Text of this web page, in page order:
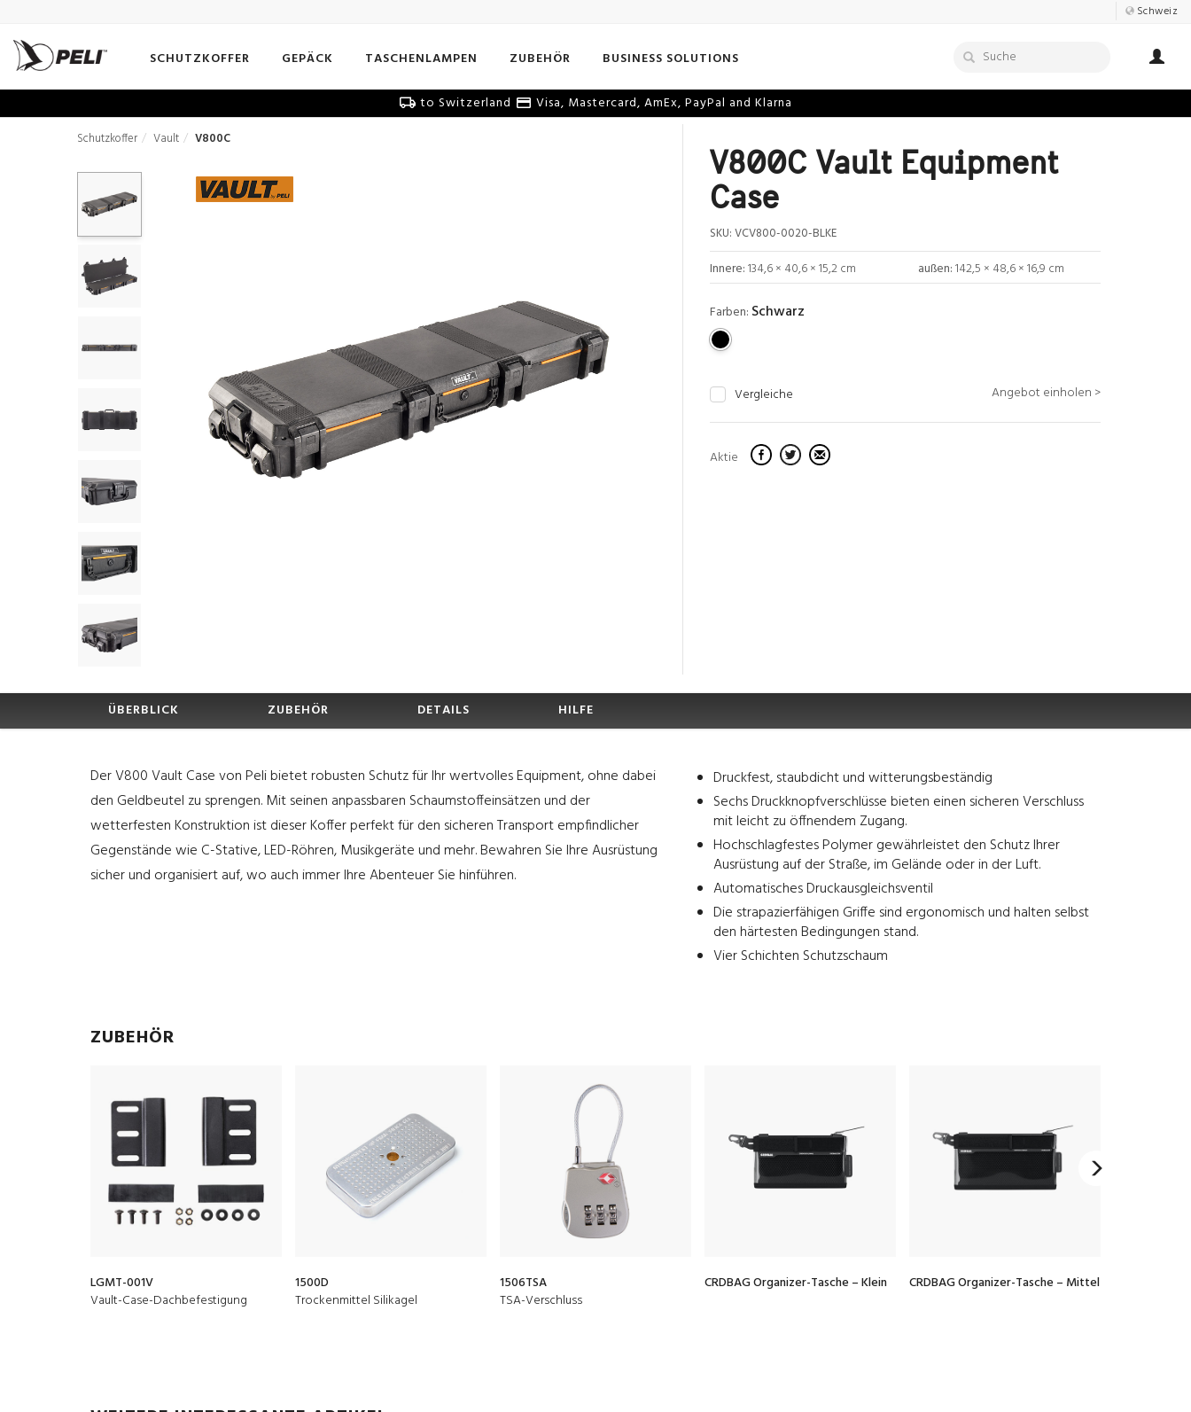
Schweiz
SCHUTZKOFFER GEPÄCK TASCHENLAMPEN ZUBEHÖR BUSINESS SOLUTIONS
to Switzerland Visa, Mastercard, AmEx, PayPal and Klarna
Schutzkoffer Vault V800C
V800C Vault Equipment
Case
SKU:VCV800-0020-BLKE
Innere:134,6 × 40,6 × 15,2 cm außen:142,5 × 48,6 × 16,9 cm
Farben: Schwarz
Vergleiche Angebot einholen >
Aktie
ÜBERBLICK ZUBEHÖR DETAILS HILFE
Der V800 Vault Case von Peli bietet robusten Schutz für Ihr wertvolles Equipment, ohne dabei
den Geldbeutel zu sprengen. Mit seinen anpassbaren Schaumstoffeinsätzen und der
wetterfesten Konstruktion ist dieser Koffer perfekt für den sicheren Transport empfindlicher
Gegenstände wie C-Stative, LED-Röhren, Musikgeräte und mehr. Bewahren Sie Ihre Ausrüstung
sicher und organisiert auf, wo auch immer Ihre Abenteuer Sie hinführen.
Druckfest, staubdicht und witterungsbeständig
Sechs Druckknopfverschlüsse bieten einen sicheren Verschluss
mit leicht zu öffnendem Zugang.
Hochschlagfestes Polymer gewährleistet den Schutz Ihrer
Ausrüstung auf der Straße, im Gelände oder in der Luft.
Automatisches Druckausgleichsventil
Die strapazierfähigen Griffe sind ergonomisch und halten selbst
den härtesten Bedingungen stand.
Vier Schichten Schutzschaum
ZUBEHÖR
LGMT-001V
Vault-Case-Dachbefestigung
1500D
Trockenmittel Silikagel
1506TSA
TSA-Verschluss
CRDBAG Organizer-Tasche – Klein CRDBAG Organizer-Tasche – Mittel